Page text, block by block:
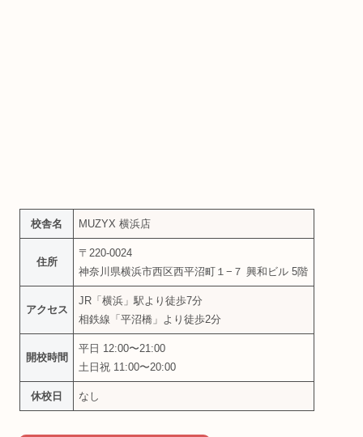
校舎名 MUZYX 横浜店
住所
〒220-0024
神奈川県横浜市西区西平沼町１−７ 興和ビル 5階
アクセス
JR「横浜」駅より徒歩7分
相鉄線「平沼橋」より徒歩2分
開校時間
平日 12:00〜21:00
土日祝 11:00〜20:00
休校日 なし